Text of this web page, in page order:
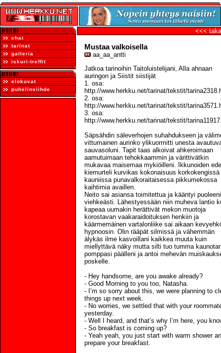
chat
tarinat
galleria
iskuri-treffit
elokuvat
puhelinviihde
<<<
Mustaa valkoisella
aa_aa_antti
Jatkoa tarinoihin Taitoluistelijani, Alla ahnaan
auringon ja Siistit siistijät
1. osa:
http://www.herkku.net/tarinat/tekstit/
2. osa:
http://www.herkku.net/tarinat/tekstit/
3. osa:
http://www.herkku.net/tarinat/tekstit/
Säpsähdin säleverhojen suhahdukseen ja
vittumainen aurinko ylikuormitti unesta
sauvasoluni. Tapit taas alkoivat ahkeroimaan
aamutuimaan tehokkaammin ja värittivätkin
mukavaa maisemaa mykiöilleni. Ikkunoiden
kiemurteli kurvikas kokonaisuus korkokengissä
kauniissa punavalkoraitaisessa pikkumekossa
kaihtimia availlen.
Neito sai asiansa toimitettua ja kääntyi puoleeni
viehkeästi. Lähestyessään niin muheva lantio
kapeaa uumakin herättivät mekon muotoja
korostavan vaakaraidoituksen henkiin ja
käärmemäinen vartalonliike sai aikaan
hypnoosin. Olin rääpät silmissä ja vähemmän
älykäs ilme kasvoillani kaikkea muuta kuin
miellyttävä näky mutta silti tuo tumma kaunotar
pomppasi päälleni ja antoi mehevän
poskelle.
- Hey handsome, are you awake already?
- Good Morning to you too, Natasha.
- I’m so sorry about this, we were planning to
things up next week.
- No worries, we settled that with your
yesterday.
- Well I heard, and that’s why I’m here, you
- So breakfast is coming up?
- Yeah yeah, you just start with warm shower
prepare your breakfast.